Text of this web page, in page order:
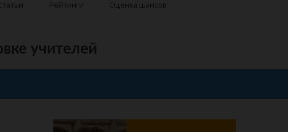
Рейтинги Оценка шансов
учителей